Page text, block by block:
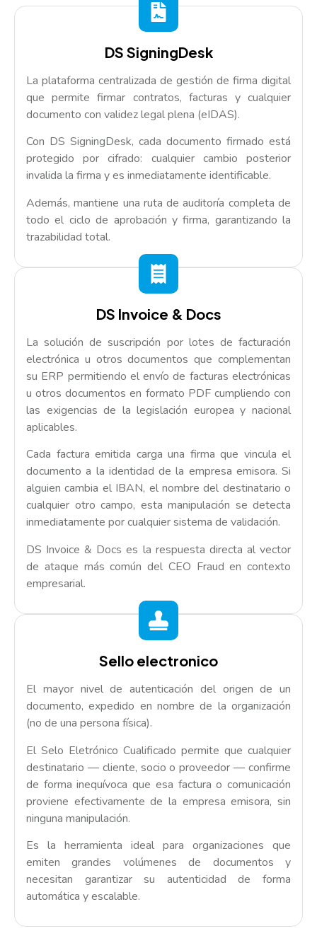
DS SigningDesk
La plataforma centralizada de gestión de firma digital
que permite firmar contratos, facturas y cualquier
documento con validez legal plena (eIDAS).
Con DS SigningDesk, cada documento firmado está
protegido por cifrado: cualquier cambio posterior
invalida la firma y es inmediatamente identificable.
Además, mantiene una ruta de auditoría completa de
todo el ciclo de aprobación y firma, garantizando la
trazabilidad total.
DS Invoice & Docs
La solución de suscripción por lotes de facturación
electrónica u otros documentos que complementan
su ERP permitiendo el envío de facturas electrónicas
u otros documentos en formato PDF cumpliendo con
las exigencias de la legislación europea y nacional
aplicables.
Cada factura emitida carga una firma que vincula el
documento a la identidad de la empresa emisora. Si
alguien cambia el IBAN, el nombre del destinatario o
cualquier otro campo, esta manipulación se detecta
inmediatamente por cualquier sistema de validación.
DS Invoice & Docs es la respuesta directa al vector
de ataque más común del CEO Fraud en contexto
empresarial.
Sello electronico
El mayor nivel de autenticación del origen de un
documento, expedido en nombre de la organización
(no de una persona física).
El Selo Eletrónico Cualificado permite que cualquier
destinatario — cliente, socio o proveedor — confirme
de forma inequívoca que esa factura o comunicación
proviene efectivamente de la empresa emisora, sin
ninguna manipulación.
Es la herramienta ideal para organizaciones que
emiten grandes volúmenes de documentos y
necesitan garantizar su autenticidad de forma
automática y escalable.